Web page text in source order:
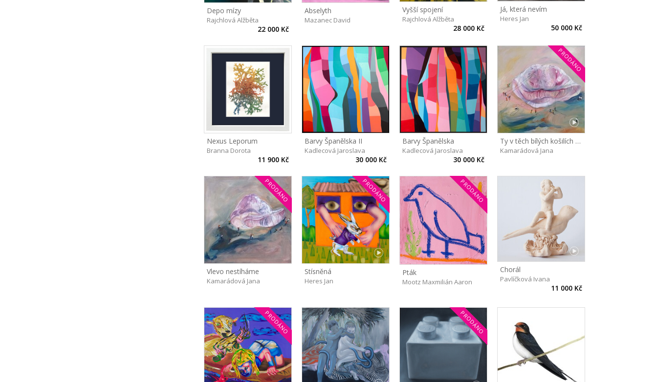
Depo mízy
Rajchlová Alžběta
22 000 Kč
Abselyth
Mazanec David
Vyšší spojení
Rajchlová Alžběta
28 000 Kč
Já, která nevím
Heres Jan
50 000 Kč
Nexus Leporum
Branna Dorota
11 900 Kč
Barvy Španělska II
Kadlecová Jaroslava
30 000 Kč
Barvy Španělska
Kadlecová Jaroslava
30 000 Kč
PRODÁNO
Ty v těch bílých košilích příště nebrat!
Kamarádová Jana
PRODÁNO
Vlevo nestíháme
Kamarádová Jana
PRODÁNO
Stísněná
Heres Jan
PRODÁNO
Pták
Mootz Maxmilián Aaron
Chorál
Pavlíčková Ivana
11 000 Kč
PRODÁNO PRODÁNO